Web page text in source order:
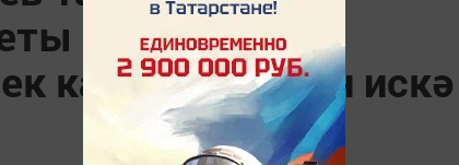
турында
кабул итүләрен искә